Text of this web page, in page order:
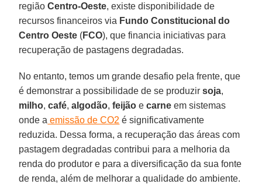
regiãoCentro-Oeste, existe disponibilidade de
recursos financeiros via Fundo Constitucional do
Centro Oeste (FCO), que financia iniciativas para
recuperação de pastagens degradadas.
No entanto, temos um grande desafio pela frente, que
é demonstrar a possibilidade de se produzirsoja,
milho,café,algodão,feijão ecarne em sistemas
onde a emissão de CO2 é significativamente
reduzida. Dessa forma, a recuperação das áreas com
pastagem degradadas contribui para a melhoria da
renda do produtor e para a diversificação da sua fonte
de renda, além de melhorar a qualidade do ambiente.